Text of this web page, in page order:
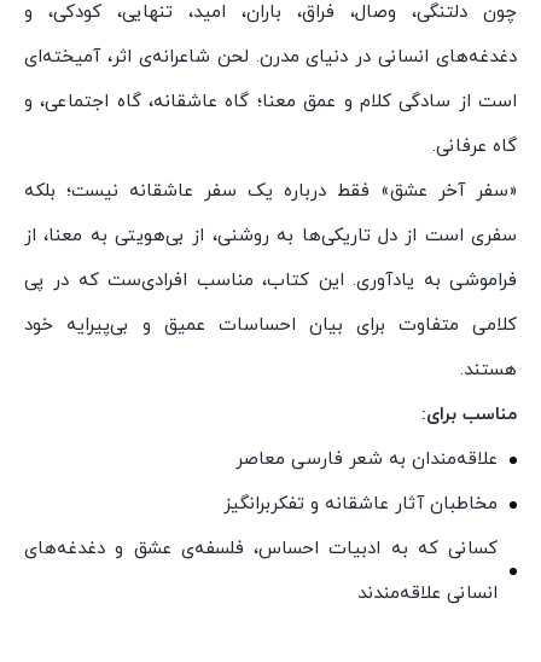
چون دلتنگی، وصال، فراق، باران، امید، تنهایی، کودکی، و
دغدغه‌های انسانی در دنیای مدرن. لحن شاعرانه‌ی اثر، آمیخته‌ای
است از سادگی کلام و عمق معنا؛ گاه عاشقانه، گاه اجتماعی، و
گاه عرفانی.
«سفر آخر عشق» فقط درباره یک سفر عاشقانه نیست؛ بلکه
سفری است از دل تاریکی‌ها به روشنی، از بی‌هویتی به معنا، از
فراموشی به یادآوری. این کتاب، مناسب افرادی‌ست که در پی
کلامی متفاوت برای بیان احساسات عمیق و بی‌پیرایه خود
هستند.
مناسب برای:
علاقه‌مندان به شعر فارسی معاصر
مخاطبان آثار عاشقانه و تفکر‌برانگیز
کسانی که به ادبیات احساس، فلسفه‌ی عشق و دغدغه‌های
انسانی علاقه‌مندند